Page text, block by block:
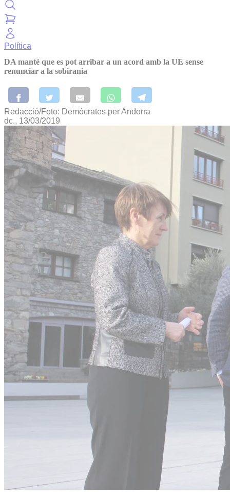
Política
DA manté que es pot arribar a un acord amb la UE sense
renunciar a la sobirania
Redacció/Foto: Demòcrates per Andorra
dc., 13/03/2019